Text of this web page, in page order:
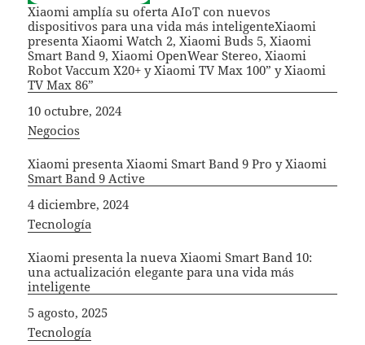
Xiaomi amplía su oferta AIoT con nuevos
dispositivos para una vida más inteligenteXiaomi
presenta Xiaomi Watch 2, Xiaomi Buds 5, Xiaomi
Smart Band 9, Xiaomi OpenWear Stereo, Xiaomi
Robot Vaccum X20+ y Xiaomi TV Max 100” y Xiaomi
TV Max 86”
Fecha
10 octubre, 2024
In relation to
Negocios
Xiaomi presenta Xiaomi Smart Band 9 Pro y Xiaomi
Smart Band 9 Active
Fecha
4 diciembre, 2024
In relation to
Tecnología
Xiaomi presenta la nueva Xiaomi Smart Band 10:
una actualización elegante para una vida más
inteligente
Fecha
5 agosto, 2025
In relation to
Tecnología